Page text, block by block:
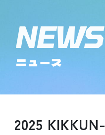
ニュース
2025